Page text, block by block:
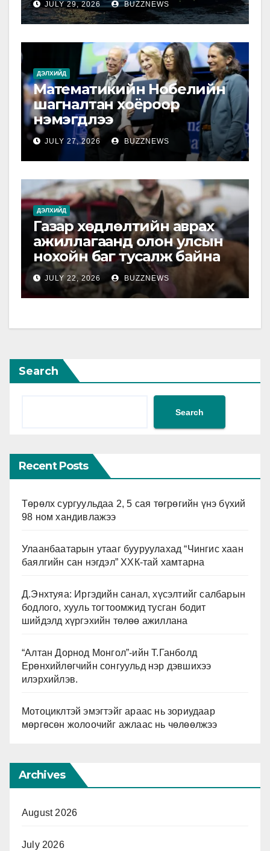
JULY 29, 2026 BUZZNEWS
ДЭЛХИЙД
Математикийн Нобелийн
шагналтан хоёроор
нэмэгдлээ
JULY 27, 2026 BUZZNEWS
ДЭЛХИЙД
Газар хөдлөлтийн аврах
ажиллагаанд олон улсын
нохойн баг тусалж байна
JULY 22, 2026 BUZZNEWS
Search
Search
Recent Posts
Төрөлх сургуульдаа 2, 5 сая төгрөгийн үнэ бүхий
98 ном хандивлажээ
Улаанбаатарын утааг бууруулахад “Чингис хаан
баялгийн сан нэгдэл” ХХК-тай хамтарна
Д.Энхтуяа: Иргэдийн санал, хүсэлтийг салбарын
бодлого, хууль тогтоомжид тусган бодит
шийдэлд хүргэхийн төлөө ажиллана
“Алтан Дорнод Монгол”-ийн Т.Ганболд
Ерөнхийлөгчийн сонгуульд нэр дэвшихээ
илэрхийлэв.
Мотоциклтэй эмэгтэйг араас нь зориудаар
мөргөсөн жолоочийг ажлаас нь чөлөөлжээ
Archives
August 2026
July 2026